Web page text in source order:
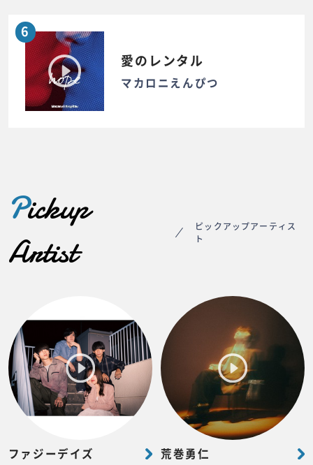
6
愛のレンタル
マカロニえんぴつ
Pickup
Artist
ピックアップアーティス
ト
ファジーデイズ 荒巻勇仁